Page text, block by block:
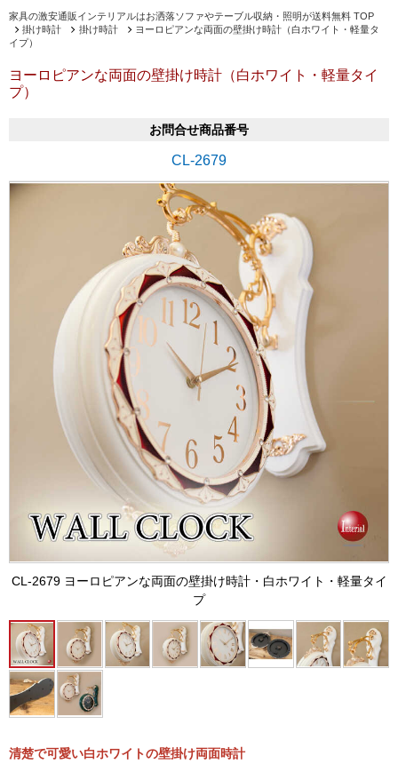
家具の激安通販インテリアルはお洒落ソファやテーブル収納・照明が送料無料 TOP
掛け時計
掛け時計
ヨーロピアンな両面の壁掛け時計（白ホワイト・軽量タ
イプ）
ヨーロピアンな両面の壁掛け時計（白ホワイト・軽量タイ
プ）
お問合せ商品番号
CL-2679
CL-2679 ヨーロピアンな両面の壁掛け時計・白ホワイト・軽量タイ
プ
清楚で可愛い白ホワイトの壁掛け両面時計